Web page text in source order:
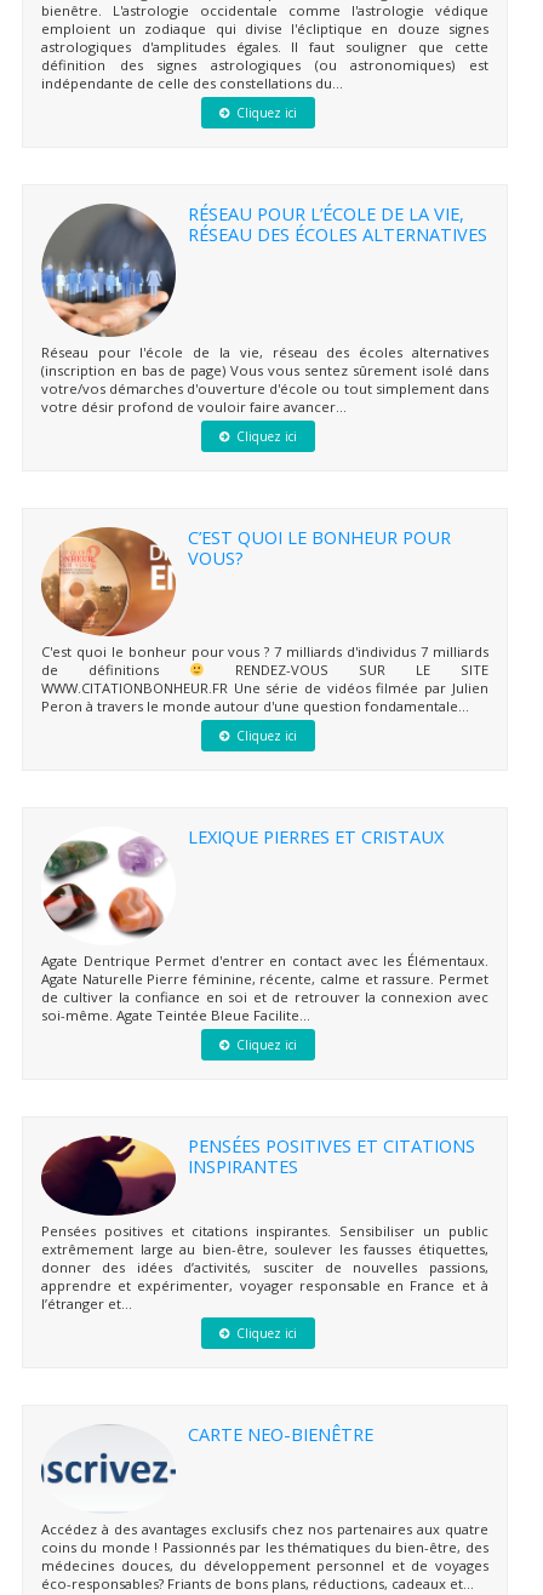
bienêtre. L'astrologie occidentale comme l'astrologie védique
emploient un zodiaque qui divise l'écliptique en douze signes
astrologiques d'amplitudes égales. Il faut souligner que cette
définition des signes astrologiques (ou astronomiques) est
indépendante de celle des constellations du...
Cliquez ici
RÉSEAU POUR L’ÉCOLE DE LA VIE,
RÉSEAU DES ÉCOLES ALTERNATIVES
Réseau pour l'école de la vie, réseau des écoles alternatives
(inscription en bas de page) Vous vous sentez sûrement isolé dans
votre/vos démarches d'ouverture d'école ou tout simplement dans
votre désir profond de vouloir faire avancer...
Cliquez ici
C’EST QUOI LE BONHEUR POUR
VOUS?
C'est quoi le bonheur pour vous ? 7 milliards d'individus 7 milliards
de définitions
RENDEZ-VOUS SUR LE SITE
WWW.CITATIONBONHEUR.FR Une série de vidéos filmée par Julien
Peron à travers le monde autour d'une question fondamentale...
Cliquez ici
LEXIQUE PIERRES ET CRISTAUX
Agate Dentrique Permet d'entrer en contact avec les Élémentaux.
Agate Naturelle Pierre féminine, récente, calme et rassure. Permet
de cultiver la confiance en soi et de retrouver la connexion avec
soi-même. Agate Teintée Bleue Facilite...
Cliquez ici
PENSÉES POSITIVES ET CITATIONS
INSPIRANTES
Pensées positives et citations inspirantes. Sensibiliser un public
extrêmement large au bien-être, soulever les fausses étiquettes,
donner des idées d’activités, susciter de nouvelles passions,
apprendre et expérimenter, voyager responsable en France et à
l’étranger et...
Cliquez ici
CARTE NEO-BIENÊTRE
Accédez à des avantages exclusifs chez nos partenaires aux quatre
coins du monde ! Passionnés par les thématiques du bien-être, des
médecines douces, du développement personnel et de voyages
éco-responsables? Friants de bons plans, réductions, cadeaux et...